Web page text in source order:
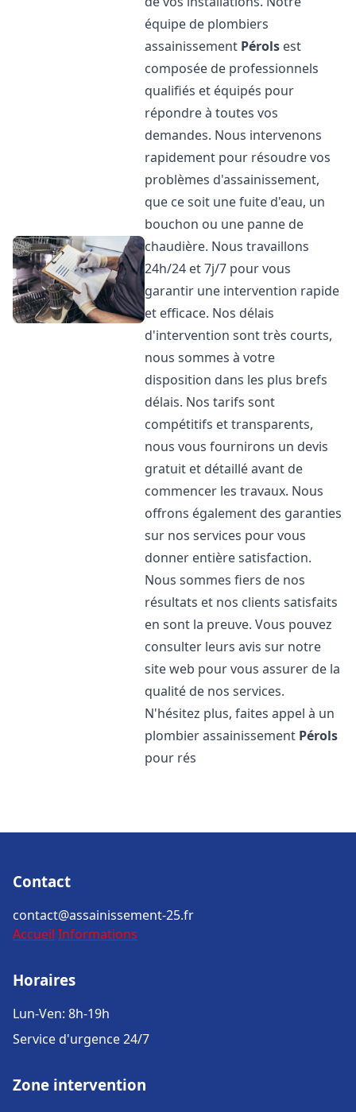
équipe de plombiers
assainissement Pérols est
composée de professionnels
qualifiés et équipés pour
répondre à toutes vos
demandes. Nous intervenons
rapidement pour résoudre vos
problèmes d'assainissement,
que ce soit une fuite d'eau, un
bouchon ou une panne de
chaudière. Nous travaillons
24h/24 et 7j/7 pour vous
garantir une intervention rapide
et efficace. Nos délais
d'intervention sont très courts,
nous sommes à votre
disposition dans les plus brefs
délais. Nos tarifs sont
compétitifs et transparents,
nous vous fournirons un devis
gratuit et détaillé avant de
commencer les travaux. Nous
offrons également des garanties
sur nos services pour vous
donner entière satisfaction.
Nous sommes fiers de nos
résultats et nos clients satisfaits
en sont la preuve. Vous pouvez
consulter leurs avis sur notre
site web pour vous assurer de la
qualité de nos services.
N'hésitez plus, faites appel à un
plombier assainissement Pérols
pour rés
Contact
contact@assainissement-25.fr
Accueil Informations
Horaires
Lun-Ven: 8h-19h
Service d'urgence 24/7
Zone intervention